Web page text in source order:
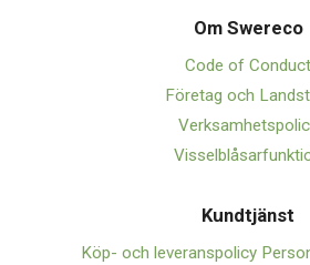
Om Swereco
Code of Conduct
Företag och
Kundtjänst
Köp- och leveranspolicy